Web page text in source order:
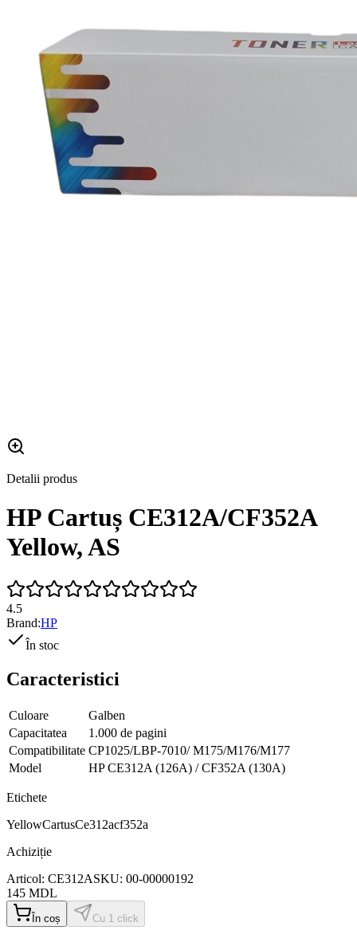
Detalii produs
HP Cartuș CE312A/CF352A
Yellow, AS
4.5
Brand:HP
În stoc
Caracteristici
Culoare
Galben
Capacitatea
1.000 de pagini
Compatibilitate CP1025/LBP-7010/ M175/M176/M177
Model
HP CE312A (126A) / CF352A (130A)
Etichete
YellowCartusCe312acf352a
Achiziție
Articol: CE312ASKU: 00-00000192
145 MDL
În coș Cu 1 click